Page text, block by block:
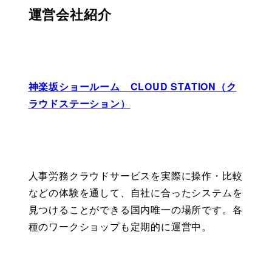
運営会社紹介
神楽坂ショールーム　CLOUD STATION（ク
ラウドステーション）
人事労務クラウドサービスを実際に操作・比較
などの体験を通して、自社に合ったシステムを
見つけることができる国内唯一の場所です。各
種のワークショップも定期的に運営中。